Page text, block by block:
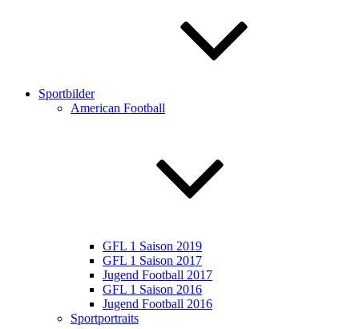
Sportbilder
American Football
GFL 1 Saison 2019
GFL 1 Saison 2017
Jugend Football 2017
GFL 1 Saison 2016
Jugend Football 2016
Sportportraits